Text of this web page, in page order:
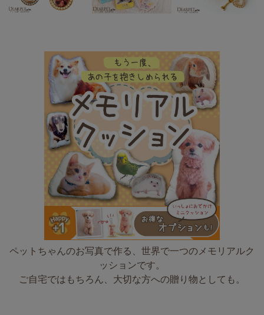
ペットちゃんのお写真で作る、世界で一つのメモリアルク
ッションです。
ご自宅ではもちろん、大切な方への贈り物としても。